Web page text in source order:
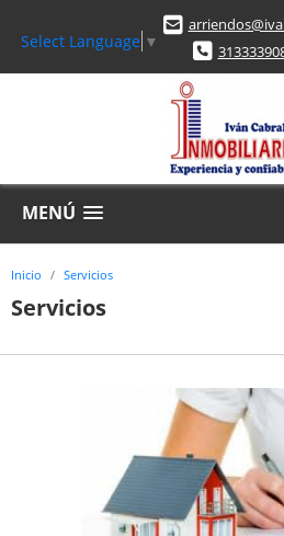
Select Language ▼
MENÚ
Inicio Servicios
Servicios